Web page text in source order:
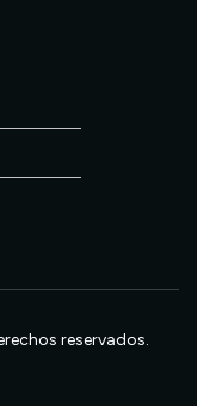
reservados.